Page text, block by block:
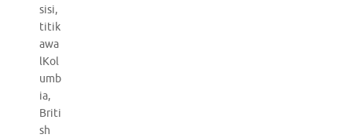
sisi,
titik
awa
lKol
umb
ia,
Briti
sh